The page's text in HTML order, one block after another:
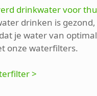
drinkwater voor
drinken is
je water van
onze waterfilters.
>